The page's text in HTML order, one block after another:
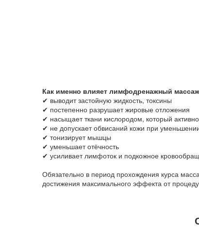
Как именно влияет лимфодренажный
✔ выводит застойную жидкость, токсины
✔ постепенно разрушает жировые отложения
✔ насыщает ткани кислородом, который
✔ не допускает обвисаний кожи при
✔ тонизирует мышцы
✔ уменьшает отёчность
✔ усиливает лимфоток и подкожное
Обязательно в период прохождения курса
достижения максимального эффекта от